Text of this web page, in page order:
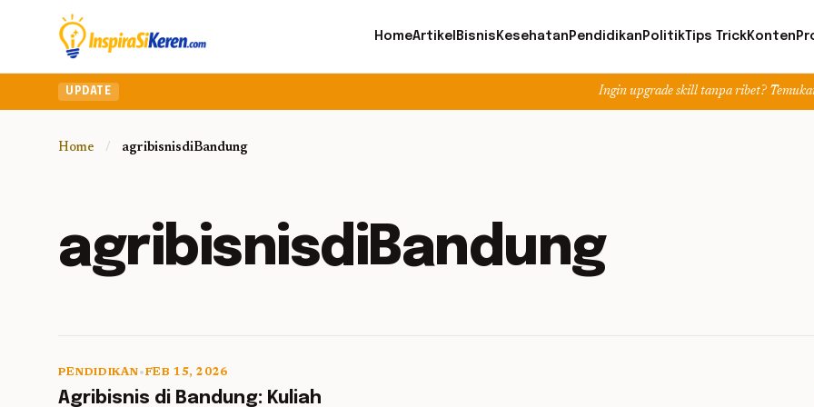
HomeArtikel Bisnis Kesehatan Pendidikan PolitikTips TrickKonten
UPDATE Ingin upgrade skill tanpa ribet? Temukan kelas
Home / agribisnisdiBandung
agribisnisdiBandung
PENDIDIKAN•FEB 15, 2026
Agribisnis di Bandung: Kuliah